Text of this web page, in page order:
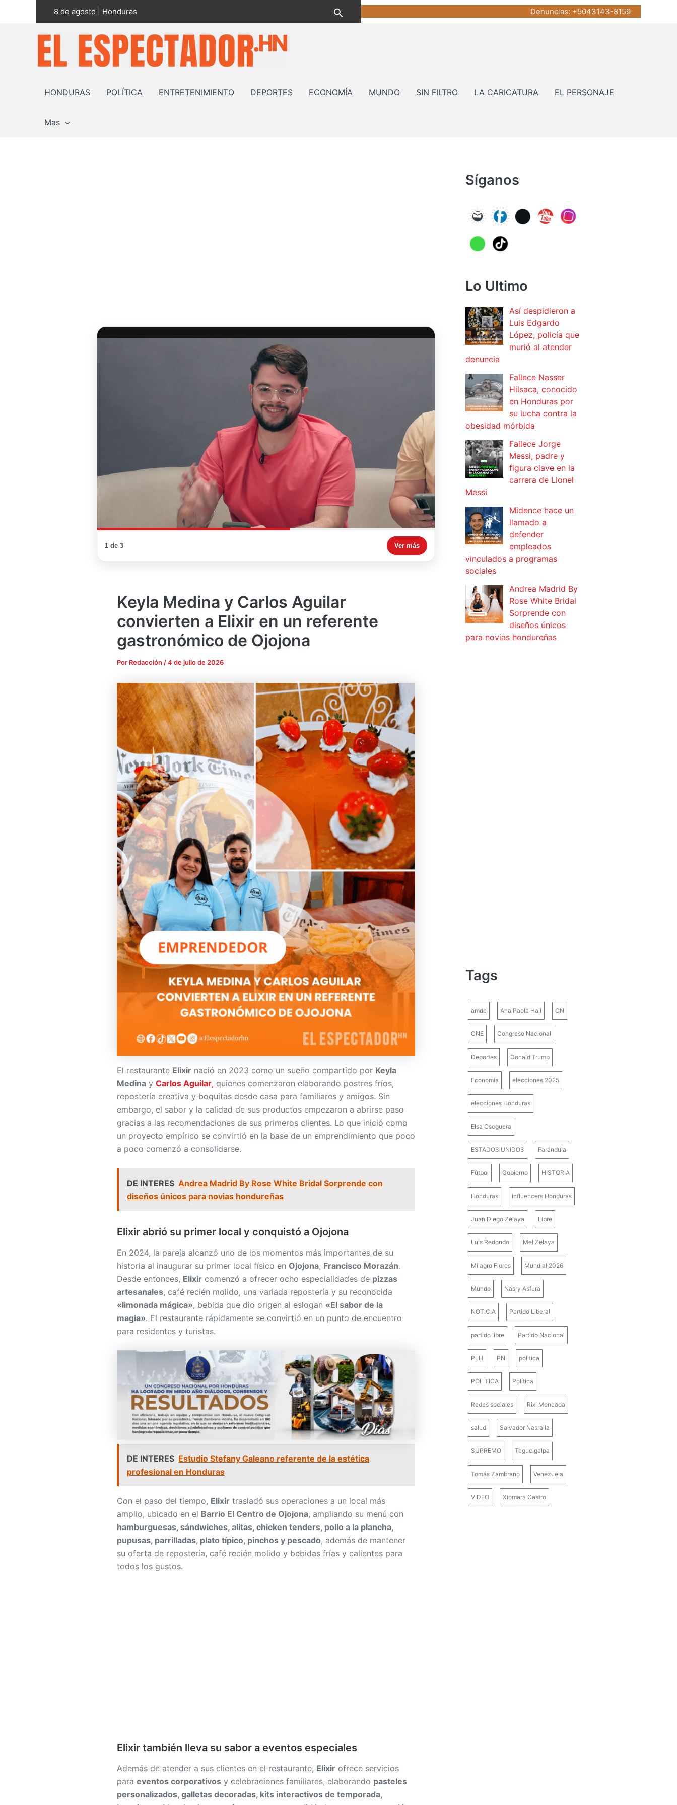
8 de agosto | Honduras Buscar Denuncias: +5043143-8159
HONDURAS POLÍTICA ENTRETENIMIENTO DEPORTES ECONOMÍA MUNDO SIN FILTRO LA CARICATURA EL PERSONAJE
Mas
1 de 3 Ver más
Keyla Medina y Carlos Aguilar
convierten a Elixir en un referente
gastronómico de Ojojona
Por Redacción /4 de julio de 2026
El restaurante Elixir nació en 2023 como un sueño compartido por Keyla
Medina y Carlos Aguilar, quienes comenzaron elaborando postres fríos,
repostería creativa y boquitas desde casa para familiares y amigos. Sin
embargo, el sabor y la calidad de sus productos empezaron a abrirse paso
gracias a las recomendaciones de sus primeros clientes. Lo que inició como
un proyecto empírico se convirtió en la base de un emprendimiento que poco
a poco comenzó a consolidarse.
DE INTERES Andrea Madrid By Rose White Bridal Sorprende con
diseños únicos para novias hondureñas
Elixir abrió su primer local y conquistó a Ojojona
En 2024, la pareja alcanzó uno de los momentos más importantes de su
historia al inaugurar su primer local físico en Ojojona, Francisco Morazán.
Desde entonces, Elixir comenzó a ofrecer ocho especialidades de pizzas
artesanales, café recién molido, una variada repostería y su reconocida
«limonada mágica», bebida que dio origen al eslogan «El sabor de la
magia». El restaurante rápidamente se convirtió en un punto de encuentro
para residentes y turistas.
DE INTERES Estudio Stefany Galeano referente de la estética
profesional en Honduras
Con el paso del tiempo, Elixir trasladó sus operaciones a un local más
amplio, ubicado en el Barrio El Centro de Ojojona, ampliando su menú con
hamburguesas, sándwiches, alitas, chicken tenders, pollo a la plancha,
pupusas, parrilladas, plato típico, pinchos y pescado, además de mantener
su oferta de repostería, café recién molido y bebidas frías y calientes para
todos los gustos.
Elixir también lleva su sabor a eventos especiales
Además de atender a sus clientes en el restaurante, Elixir ofrece servicios
para eventos corporativos y celebraciones familiares, elaborando pasteles
personalizados, galletas decoradas, kits interactivos de temporada,
Síganos
Lo Ultimo
Así despidieron a
Luis Edgardo
López, policía que
murió al atender
denuncia
Fallece Nasser
Hilsaca, conocido
en Honduras por
su lucha contra la
obesidad mórbida
Fallece Jorge
Messi, padre y
figura clave en la
carrera de Lionel
Messi
Midence hace un
llamado a
defender
empleados
vinculados a programas
sociales
Andrea Madrid By
Rose White Bridal
Sorprende con
diseños únicos
para novias hondureñas
Tags
amdc Ana Paola Hall CN
CNE Congreso Nacional
Deportes Donald Trump
Economía elecciones 2025
elecciones Honduras
Elsa Oseguera
ESTADOS UNIDOS Farándula
Fútbol Gobierno HISTORIA
Honduras influencers Honduras
Juan Diego Zelaya Libre
Luis Redondo Mel Zelaya
Milagro Flores Mundial 2026
Mundo Nasry Asfura
NOTICIA Partido Liberal
partido libre Partido Nacional
PLH PN politica
POLÍTICA Política
Redes sociales Rixi Moncada
salud Salvador Nasralla
SUPREMO Tegucigalpa
Tomás Zambrano Venezuela
VIDEO Xiomara Castro